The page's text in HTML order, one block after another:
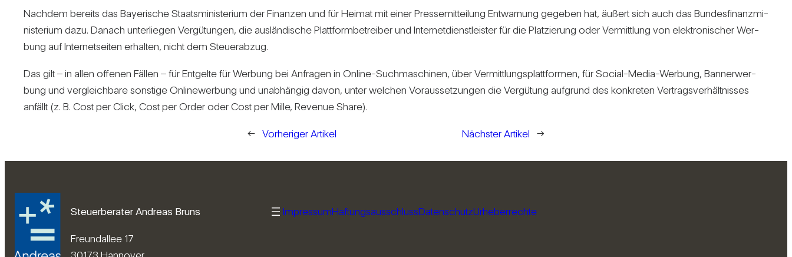
Nachdem bereits das Baye­ri­sche Staats­mi­nis­te­rium der Finanzen und für Heimat mit einer Pres­se­mit­tei­lung Ent­war­nung gegeben hat, äußert sich auch das Bun­des­fi­nanz­mi­
nis­te­rium dazu. Danach unter­liegen Ver­gü­tungen, die aus­län­di­sche Platt­form­be­treiber und Inter­net­dienst­leister für die Plat­zie­rung oder Ver­mitt­lung von elek­tro­ni­scher Wer­
bung auf Inter­net­seiten erhalten, nicht dem Steu­er­abzug.
Das gilt – in allen offenen Fällen – für Ent­gelte für Wer­bung bei Anfragen in Online-Such­ma­schinen, über Ver­mitt­lungs­platt­formen, für Social-Media-Wer­bung, Ban­ner­wer­
bung und ver­gleich­bare sons­tige Online­wer­bung und unab­hängig davon, unter wel­chen Vor­aus­set­zungen die Ver­gü­tung auf­grund des kon­kreten Ver­trags­ver­hält­nisses
anfällt (z. B. Cost per Click, Cost per Order oder Cost per Mille, Revenue Share).
← Vorheriger Artikel Nächster Artikel →
Steuerberater Andreas Bruns
Freundallee 17
ImpressumHaftungsausschlussDatenschutzUrheberrechte